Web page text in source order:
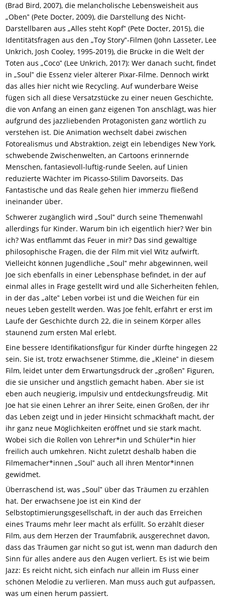
(Brad Bird, 2007), die melancholische Lebensweisheit aus
„Oben‟(Pete Docter, 2009), die Darstellung des Nicht-
Darstellbaren aus „Alles steht Kopf‟(Pete Docter, 2015), die
Identitätsfragen aus den „Toy Story‟-Filmen(John Lasseter, Lee
Unkrich, Josh Cooley, 1995-2019), die Brücke in die Welt der
Toten aus „Coco‟(Lee Unkrich, 2017): Wer danach sucht, findet
in „Soul‟ die Essenzvielerälterer Pixar-Filme. Dennochwirkt
das alles hier nicht wie Recycling. Auf wunderbare Weise
fügen sich all diese Versatzstücke zu einer neuen Geschichte,
die von Anfang an einen ganz eigenen Ton anschlägt,was hier
aufgrund des jazzliebenden Protagonisten ganz wörtlich zu
verstehen ist. Die Animation wechselt dabei zwischen
Fotorealismus und Abstraktion, zeigt ein lebendiges New York,
schwebende Zwischenwelten, an Cartoons erinnernde
Menschen, fantasievoll-luftig-runde Seelen, auf Linien
reduzierte Wächter im Picasso-Stilim Davorseits. Das
Fantastische und das Reale gehen hier immerzu fließend
ineinander über.
Schwerer zugänglich wird „Soul‟ durch seine Themenwahl
allerdings für Kinder.Warum bin ich eigentlich hier?Wer bin
ich?Was entflammt das Feuer in mir? Das sind gewaltige
philosophische Fragen, die der Film mit viel Witz aufwirft.
Vielleicht können Jugendliche„Soul‟ mehr abgewinnen, weil
Joe sich ebenfalls in einer Lebensphase befindet, in der auf
einmal alles in Frage gestellt wird und alle Sicherheiten fehlen,
in der das „alte‟ Leben vorbei ist und die Weichen für ein
neues Leben gestellt werden. Was Joe fehlt, erfährt er erst im
Laufe der Geschichte durch 22, die in seinem Körper alles
staunend zum ersten Mal erlebt.
Eine bessere Identifikationsfigur für Kinder dürfte hingegen 22
sein. Sie ist, trotz erwachsener Stimme, die „Kleine‟ in diesem
Film, leidet unter dem Erwartungsdruck der „großen‟ Figuren,
die sie unsicher und ängstlich gemacht haben. Aber sie ist
eben auch neugierig, impulsiv und entdeckungsfreudig. Mit
Joe hat sie einen Lehrer an ihrer Seite, einen Großen, der ihr
das Leben zeigt und in jeder Hinsicht schmackhaft macht, der
ihr ganz neue Möglichkeiten eröffnet und sie stark macht.
Wobei sich die Rollen von Lehrer*in und Schüler*in hier
freilich auch umkehren. Nicht zuletzt deshalb haben die
Filmemacher*innen „Soul‟ auch all ihren Mentor*innen
gewidmet.
Überraschend ist, was „Soul‟ über das Träumen zu erzählen
hat. Der erwachsene Joe ist ein Kindder
Selbstoptimierungsgesellschaft, in der auch das Erreichen
eines Traums mehr leer macht als erfüllt. So erzählt dieser
Film, aus dem Herzen der Traumfabrik, ausgerechnet davon,
dass das Träumen gar nicht so gut ist, wenn man dadurch den
Sinn für alles andere aus den Augen verliert. Es ist wie beim
Jazz: Es reicht nicht, sich einfach nur allein im Fluss einer
schönen Melodie zu verlieren. Man muss auch gut aufpassen,
was um einen herum passiert.